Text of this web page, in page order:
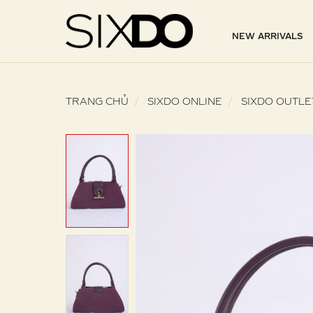
NEW ARRIVALS
TRANG CHỦ SIXDO ONLINE SIXDO